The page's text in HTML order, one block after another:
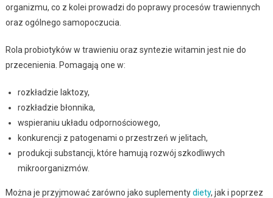
organizmu, co z kolei prowadzi do poprawy procesów trawiennych
oraz ogólnego samopoczucia.
Rola probiotyków w trawieniu oraz syntezie witamin jest nie do
przecenienia. Pomagają one w:
rozkładzie laktozy,
rozkładzie błonnika,
wspieraniu układu odpornościowego,
konkurencji z patogenami o przestrzeń w jelitach,
produkcji substancji, które hamują rozwój szkodliwych
mikroorganizmów.
Można je przyjmować zarówno jako suplementydiety, jak i poprzez